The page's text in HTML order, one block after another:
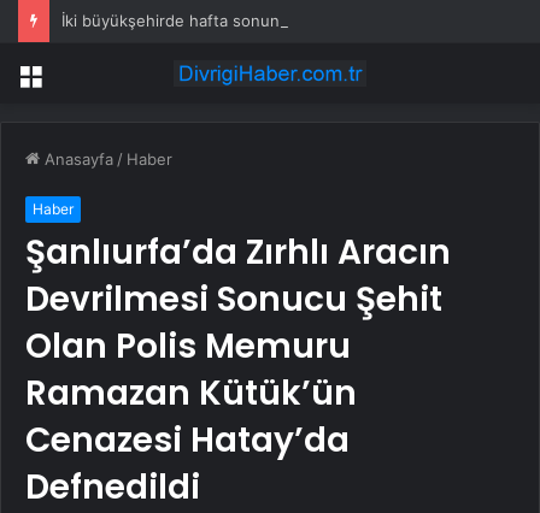
Menü
Anasayfa / Haber
Haber
Şanlıurfa’da Zırhlı Aracın
Devrilmesi Sonucu Şehit
Olan Polis Memuru
Ramazan Kütük’ün
Cenazesi Hatay’da
Defnedildi